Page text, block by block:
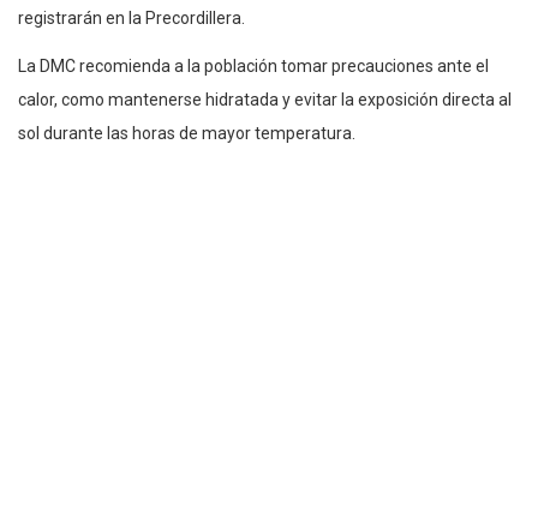
registrarán en la Precordillera.
La DMC recomienda a la población tomar precauciones ante el
calor, como mantenerse hidratada y evitar la exposición directa al
sol durante las horas de mayor temperatura.